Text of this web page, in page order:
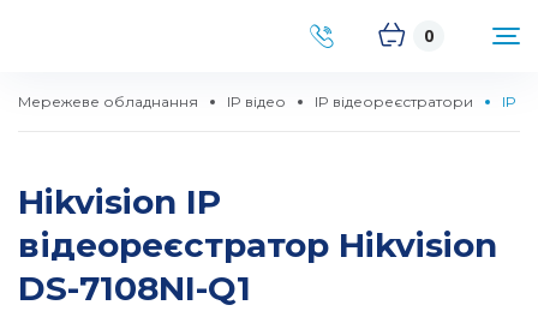
0
Мережеве обладнання IP відео IP відеореєстратори IP
Hikvision IP
відеореєстратор Hikvision
DS-7108NI-Q1